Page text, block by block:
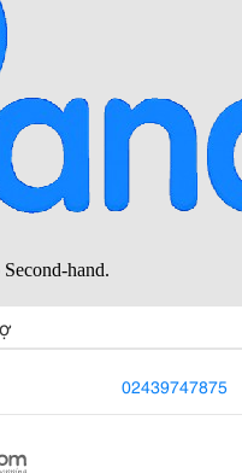
02439747875